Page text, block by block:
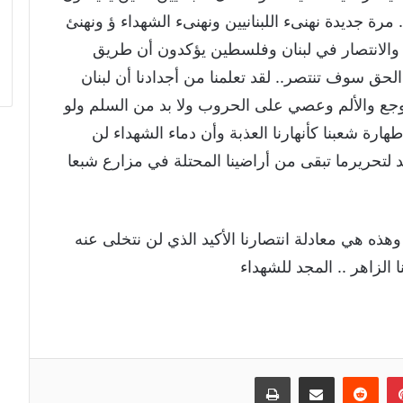
جديدة نهنىء اللبنانيين ونهنىء الشهداء ؤ ونهنئ
والانتصار في لبنان وفلسطين يؤكدون أن طريق
سوف تنتصر.. لقد تعلمنا من أجدادنا أن لبنان
والألم وعصي على الحروب ولا بد من السلم ولو
شعبنا كأنهارنا العذبة وأن دماء الشهداء لن
لتحريرما تبقى من أراضينا المحتلة في مزارع شبعا
هي معادلة انتصارنا الأكيد الذي لن نتخلى عنه
.. المجد للشهداء
بينتيريست
‏Reddit مشاركة عبر البريد طباعة